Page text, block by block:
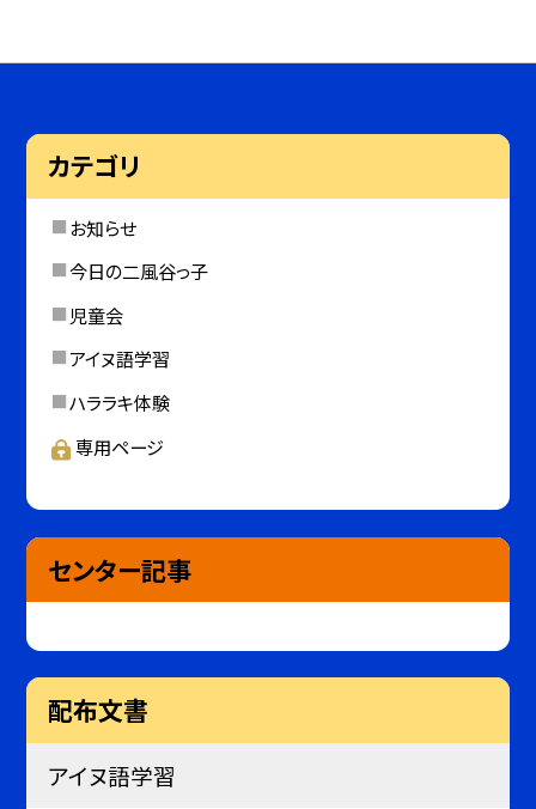
カテゴリ
お知らせ
今日の二風谷っ子
児童会
アイヌ語学習
ハララキ体験
専用ページ
センター記事
配布文書
アイヌ語学習